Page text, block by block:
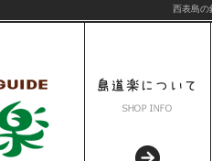
西表島の